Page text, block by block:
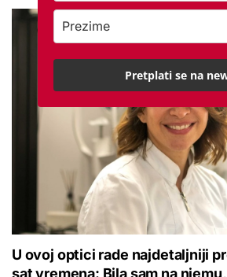
U ovoj optici rade najdetaljniji
sat vremena: Bila sam na
Pretplati se na